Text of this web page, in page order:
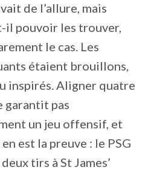
de l’allure, mais
il pouvoir les trouver,
le cas. Les
étaient brouillons,
inspirés. Aligner quatre
garantit pas
un jeu offensif, et
est la preuve : le PSG
tirs à St James’